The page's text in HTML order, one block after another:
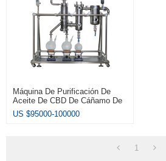
Máquina De Purificación De
Aceite De CBD De Cáñamo De
Baja Temperatura LTSP-10
US $95000-100000
1